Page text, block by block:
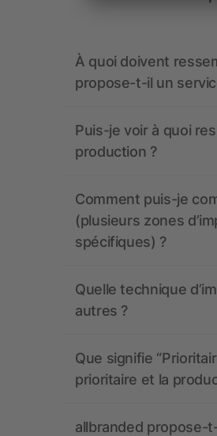
À quoi doivent
propose-t-il un
Puis-je voir à quoi
production ?
Comment puis-je
(plusieurs zones
spécifiques) ?
Quelle technique
autres ?
Que signifie
prioritaire et la
allbranded propose-